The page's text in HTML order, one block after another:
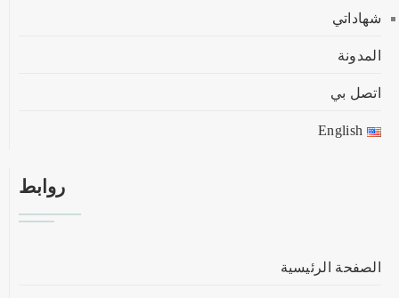
شهاداتي
المدونة
اتصل بي
English
روابط
الصفحة الرئيسية